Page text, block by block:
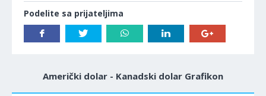
Podelite sa prijateljima
Američki dolar - Kanadski dolar Grafikon